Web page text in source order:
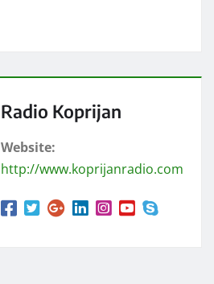
Radio Koprijan
Website:
http://www.koprijanradio.com